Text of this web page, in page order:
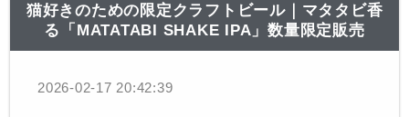
猫好きのための限定クラフトビール｜マタタビ香
る「MATATABI SHAKE IPA」数量限定販売
2026-02-17 20:42:39